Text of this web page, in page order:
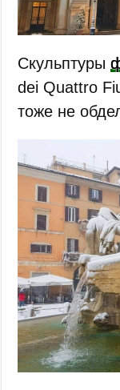
Скульптуры
dei Quattro
тоже не